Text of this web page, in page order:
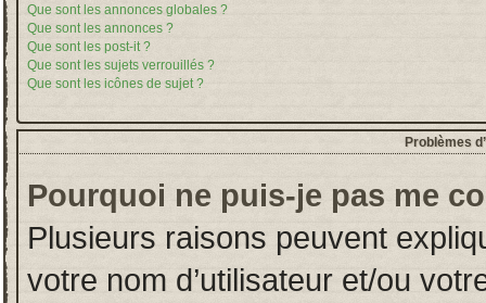
Que sont les annonces globales ?
Que sont les annonces ?
Que sont les post-it ?
Que sont les sujets verrouillés ?
Que sont les icônes de sujet ?
Problèmes
Pourquoi ne puis-je pas me
Plusieurs raisons peuvent
votre nom d’utilisateur et/ou